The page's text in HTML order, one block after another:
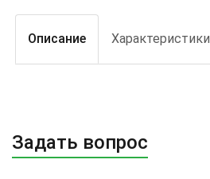
Описание Характеристики
Задать вопрос